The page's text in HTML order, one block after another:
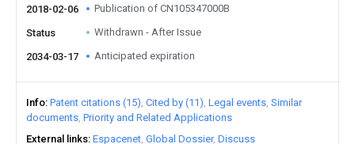
2018-02-06 Publication of CN105347000B
Status Withdrawn - After Issue
2034-03-17 Anticipated expiration
Info Patent citations (15) Cited by (11) Legal events Similar
documents Priority and Related Applications
External links Espacenet Global Dossier Discuss